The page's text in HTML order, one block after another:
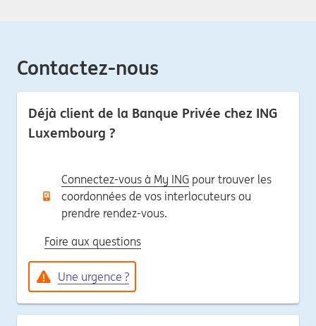
Contactez-nous
Déjà client de la Banque Privée chez ING
Luxembourg ?
Connectez-vous à My ING pour trouver les
coordonnées de vos interlocuteurs ou
prendre rendez-vous.
Foire aux questions
Une urgence ?